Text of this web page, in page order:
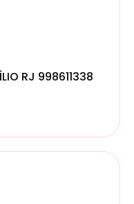
RJ 998611338